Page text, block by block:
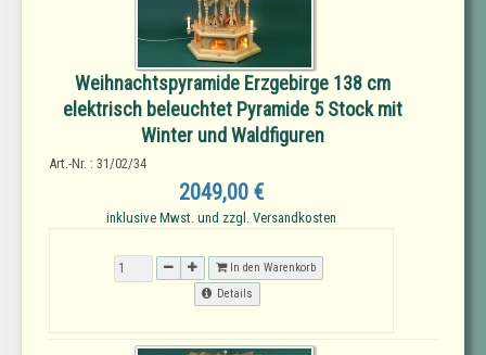
Weihnachtspyramide Erzgebirge 138 cm
elektrisch beleuchtet Pyramide 5 Stock mit
Winter und Waldfiguren
Art.-Nr. : 31/02/34
2049,00 €
inklusive Mwst. und zzgl. Versandkosten
In den Warenkorb
Details